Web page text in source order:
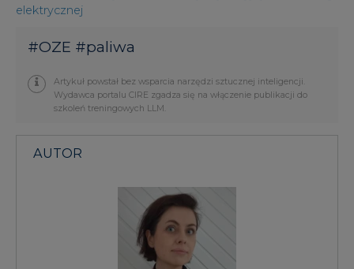
elektrycznej
#OZE #paliwa
Artykuł powstał bez wsparcia narzędzi sztucznej inteligencji.
Wydawca portalu CIRE zgadza się na włączenie publikacji do
szkoleń treningowych LLM.
AUTOR